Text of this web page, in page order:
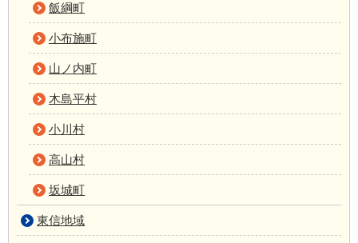
飯綱町
小布施町
山ノ内町
木島平村
小川村
高山村
坂城町
東信地域